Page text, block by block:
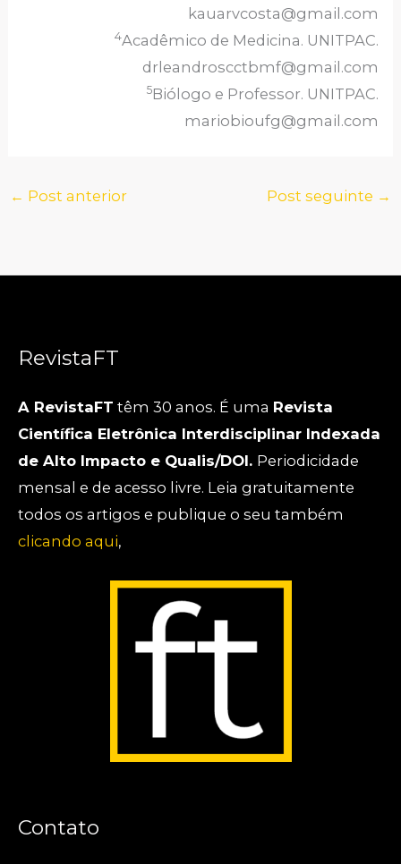
kauarvcosta@gmail.com
4Acadêmico de Medicina. UNITPAC.
drleandroscctbmf@gmail.com
5Biólogo e Professor. UNITPAC.
mariobioufg@gmail.com
← Post anterior Post seguinte →
RevistaFT
A RevistaFT têm 30 anos. É uma Revista
Científica Eletrônica Interdisciplinar Indexada
de Alto Impacto e Qualis/DOI. Periodicidade
mensal e de acesso livre. Leia gratuitamente
todos os artigos e publique o seu também
clicando aqui,
Contato